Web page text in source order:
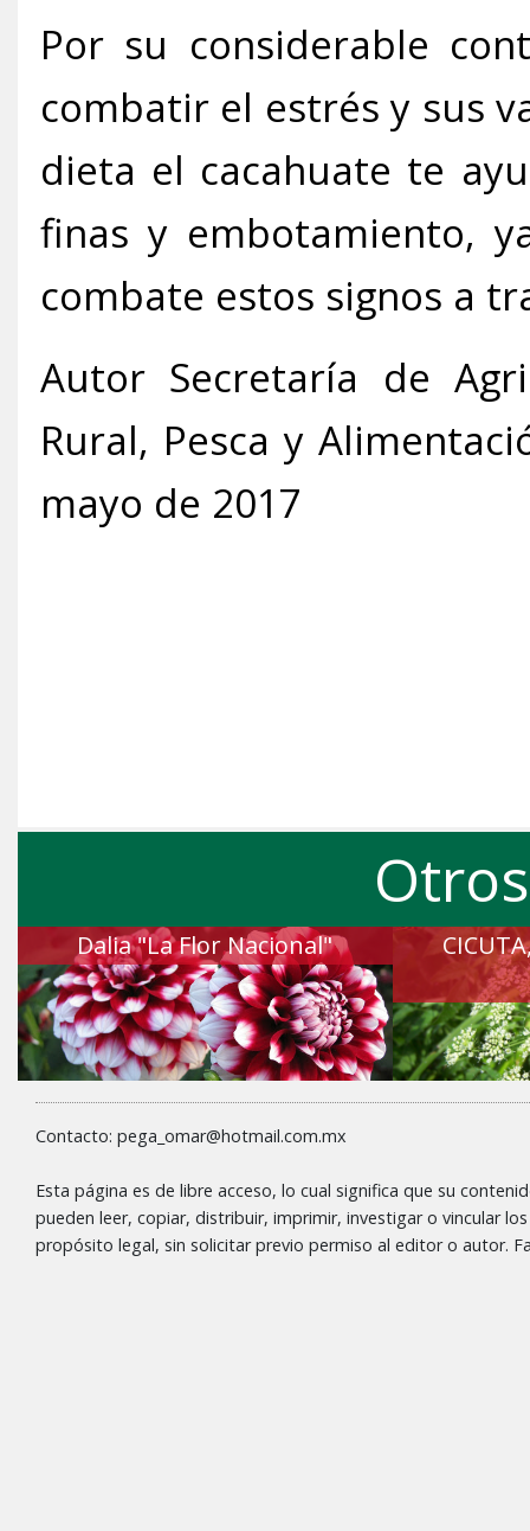
Por su considerable
combatir el estrés y sus
dieta el cacahuate te
finas y embotamiento,
combate estos signos a
Autor Secretaría de
Rural, Pesca y
mayo de 2017
Dalia "La Flor Nacional"
Contacto: pega_omar@hotmail.com.mx
Esta página es de libre acceso, lo cual significa que su
pueden leer, copiar, distribuir, imprimir, investigar o vincular
propósito legal, sin solicitar previo permiso al editor o autor.